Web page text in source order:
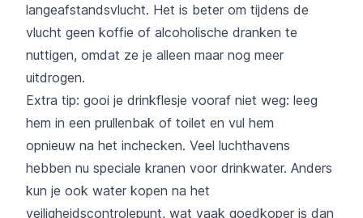
langeafstandsvlucht. Het is beter om tijdens de
vlucht geen koffie of alcoholische dranken te
nuttigen, omdat ze je alleen maar nog meer
uitdrogen.
Extra tip: gooi je drinkflesje vooraf niet weg: leeg
hem in een prullenbak of toilet en vul hem
opnieuw na het inchecken. Veel luchthavens
hebben nu speciale kranen voor drinkwater. Anders
kun je ook water kopen na het
veiligheidscontrolepunt, wat vaak goedkoper is dan